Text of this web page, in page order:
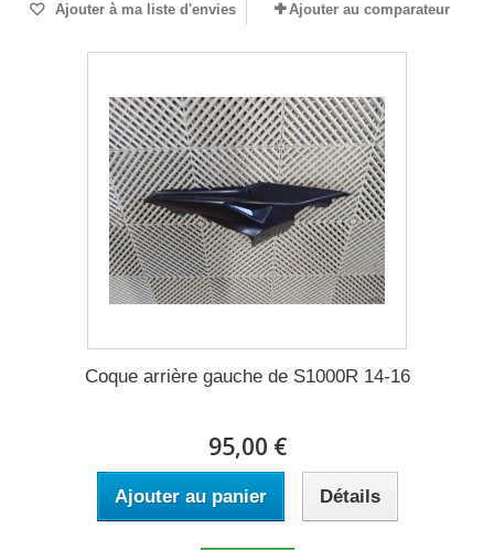
Ajouter à ma liste d'envies Ajouter au comparateur
Coque arrière gauche de S1000R 14-16
95,00 €
Ajouter au panier Détails